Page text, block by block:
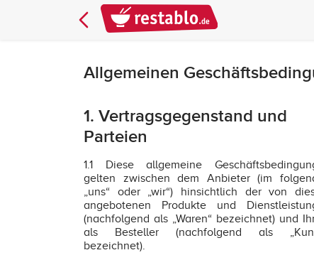
Allgemeinen
1. Vertragsgegenstand und
Parteien
1.1 Diese allgemeine
gelten zwischen dem Anbieter (im
„uns“ oder „wir“) hinsichtlich der von
angebotenen Produkte und
(nachfolgend als „Waren“ bezeichnet) und
als Besteller (nachfolgend als
bezeichnet).